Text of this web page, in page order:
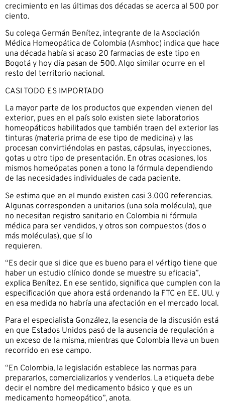
crecimiento en las últimas dos décadas se acerca al 500 por
ciento.
Su colega Germán Benítez, integrante de la Asociación
Médica Homeopática de Colombia (Asmhoc) indica que hace
una década había si acaso 20 farmacias de este tipo en
Bogotá y hoy día pasan de 500. Algo similar ocurre en el
resto del territorio nacional.
CASI TODO ES IMPORTADO
La mayor parte de los productos que expenden vienen del
exterior, pues en el país solo existen siete laboratorios
homeopáticos habilitados que también traen del exterior las
tinturas (materia prima de ese tipo de medicina) y las
procesan convirtiéndolas en pastas, cápsulas, inyecciones,
gotas u otro tipo de presentación. En otras ocasiones, los
mismos homeópatas ponen a tono la fórmula dependiendo
de las necesidades individuales de cada paciente.
Se estima que en el mundo existen casi 3.000 referencias.
Algunas corresponden a unitarios (una sola molécula), que
no necesitan registro sanitario en Colombia ni fórmula
médica para ser vendidos, y otros son compuestos (dos o
más moléculas), que sí lo
requieren.
“Es decir que si dice que es bueno para el vértigo tiene que
haber un estudio clínico donde se muestre su eficacia”,
explica Benítez. En ese sentido, significa que cumplen con la
especificación que ahora está ordenando la FTC en EE. UU. y
en esa medida no habría una afectación en el mercado local.
Para el especialista González, la esencia de la discusión está
en que Estados Unidos pasó de la ausencia de regulación a
un exceso de la misma, mientras que Colombia lleva un buen
recorrido en ese campo.
“En Colombia, la legislación establece las normas para
prepararlos, comercializarlos y venderlos. La etiqueta debe
decir el nombre del medicamento básico y que es un
medicamento homeopático”, anota.